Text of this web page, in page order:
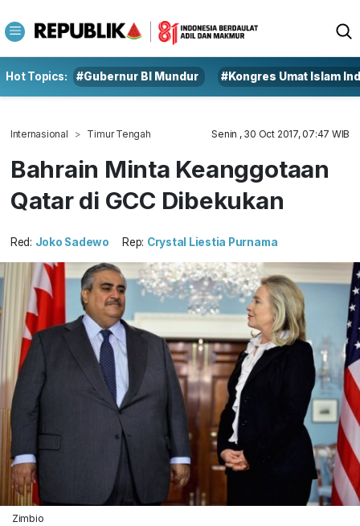
Hot Topics: #Gubernur BI Mundur #Kongres Umat Islam
Internasional Timur Tengah Senin , 30 Oct 2017, 07:47 WIB
Bahrain Minta Keanggotaan
Qatar di GCC Dibekukan
Red: Joko Sadewo Rep: Crystal Liestia Purnama
Zimbio